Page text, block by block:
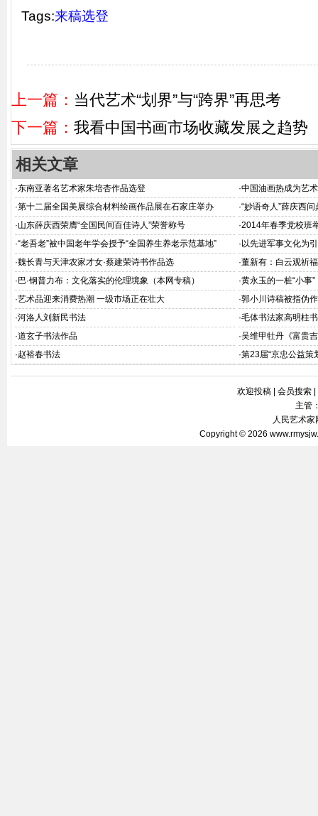
Tags:来稿选登
上一篇： 当代艺术“划界”与“跨界”再思考
下一篇： 我看中国书画市场收藏发展之趋势
相关文章
·东南亚著名艺术家朱培杏作品选登 ·中国油画热成为艺
·第十二届全国美展综合材料绘画作品展在石家庄举办 ·“妙语奇人”薛庆西
·山东薛庆西荣膺“全国民间百佳诗人”荣誉称号 ·2014年春季党校班
·“老吾老”被中国老年学会授予“全国养生养老示范基地” · 以先进军事文化为
·魏长青与天津农家才女·蔡建荣诗书作品选 ·董新有：白云观祈福
· 巴·钢普力布：文化落实的伦理境象（本网专稿） ·黄永玉的一桩“小事”
·艺术品迎来消费热潮 一级市场正在壮大 ·郭小川诗稿被指伪
·河洛人刘新民书法 ·毛体书法家高明柱
·道玄子书法作品 ·吴维甲牡丹《富贵
·赵裕春书法 ·第23届“京忠公益策
欢迎投稿 会员搜索
主管
人民艺术
Copyright © 2026